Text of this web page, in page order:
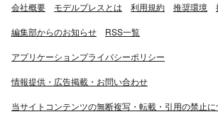
会社概要 モデルプレスとは 利用規約 推奨環境
編集部からのお知らせ RSS一覧
アプリケーションプライバシーポリシー
情報提供・広告掲載・お問い合わせ
当サイトコンテンツの無断複写・転載・引用の禁止に